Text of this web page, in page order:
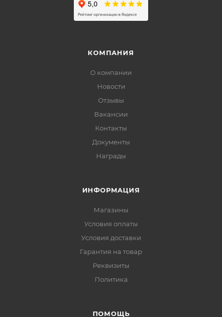
КОМПАНИЯ
О компании
Новости
Отзывы
Вакансии
Контакты
Документы
Награды
ИНФОРМАЦИЯ
Магазины
Условия оплаты
Условия доставки
Гарантия на товар
Реквизиты
Политика
ПОМОЩЬ